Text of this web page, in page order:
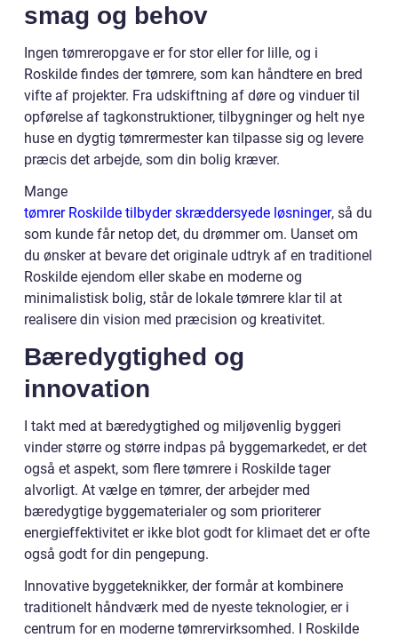
smag og behov
Ingen tømreropgave er for stor eller for lille, og i
Roskilde findes der tømrere, som kan håndtere en bred
vifte af projekter. Fra udskiftning af døre og vinduer til
opførelse af tagkonstruktioner, tilbygninger og helt nye
huse en dygtig tømrermester kan tilpasse sig og levere
præcis det arbejde, som din bolig kræver.
Mange
tømrer Roskilde tilbyder skræddersyede løsninger, så du
som kunde får netop det, du drømmer om. Uanset om
du ønsker at bevare det originale udtryk af en traditionel
Roskilde ejendom eller skabe en moderne og
minimalistisk bolig, står de lokale tømrere klar til at
realisere din vision med præcision og kreativitet.
Bæredygtighed og
innovation
I takt med at bæredygtighed og miljøvenlig byggeri
vinder større og større indpas på byggemarkedet, er det
også et aspekt, som flere tømrere i Roskilde tager
alvorligt. At vælge en tømrer, der arbejder med
bæredygtige byggematerialer og som prioriterer
energieffektivitet er ikke blot godt for klimaet det er ofte
også godt for din pengepung.
Innovative byggeteknikker, der formår at kombinere
traditionelt håndværk med de nyeste teknologier, er i
centrum for en moderne tømrervirksomhed. I Roskilde